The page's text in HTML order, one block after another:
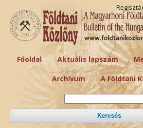
Főoldal Aktuális lapszám
Archívum A Földtani
Keresés